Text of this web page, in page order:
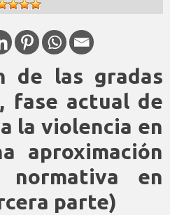
de las gradas
fase actual de
la violencia en
aproximación
en
parte)